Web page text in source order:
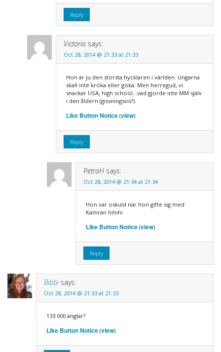
Reply
Victoria says:
Oct 28, 2014 @ 21:33 at 21:33
Hon är ju den största hycklaren i världen. Ungarna
skall inte kröka eller göka. Men herregud, vi
snackar USA, high school…vad gjorde inte MM själv
i den åldern (gissningsvis?).
Like Button Notice(view)
Reply
PetraH says:
Oct 28, 2014 @ 21:34 at 21:34
Hon var oskuld när hon gifte sig med
Kamran hihihi
Like Button Notice(view)
Reply
Bibbi says:
Oct 28, 2014 @ 21:33 at 21:33
133 000 änglar?
Like Button Notice(view)